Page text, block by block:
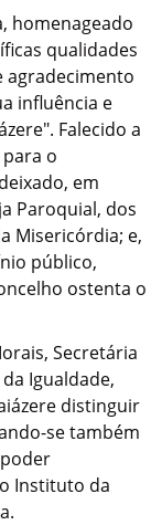
homenageado
qualidades
agradecimento
influência e
Falecido a
o
em
Paroquial, dos
Misericórdia; e,
público,
ostenta o
Secretária
Igualdade,
distinguir
se também
Instituto da